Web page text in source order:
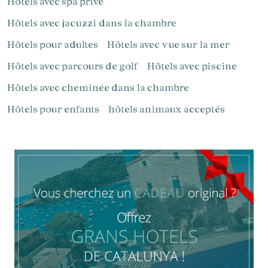
Gérer ma réservation
Vérifier le code de réservation
Hôtels avec jacuzzi dans la chambre
Hôtels pour adultes
Hôtels avec vue sur la mer
Hôtels avec parcours de golf
Hôtels avec piscine
Hôtels avec cheminée dans la chambre
Hôtels pour enfants
hôtels animaux acceptés